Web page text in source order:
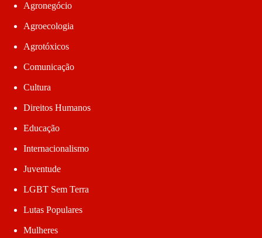
Agronegócio
Agroecologia
Agrotóxicos
Comunicação
Cultura
Direitos Humanos
Educação
Internacionalismo
Juventude
LGBT Sem Terra
Lutas Populares
Mulheres